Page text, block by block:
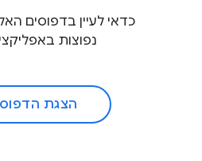
כדאי לעיין בדפוסים
נפוצות
הצגת